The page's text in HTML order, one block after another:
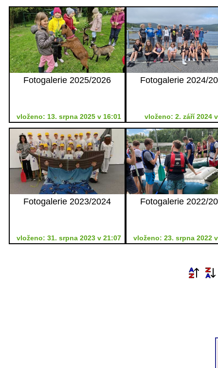
Fotogalerie 2025/2026
vloženo: 13. srpna 2025 v 16:01
Fotogalerie 2024/
vloženo: 2. září 2024
Fotogalerie 2023/2024
vloženo: 31. srpna 2023 v 21:07
Fotogalerie 2022/
vloženo: 23. srpna 2022